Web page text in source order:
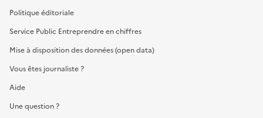
Politique éditoriale
Service Public Entreprendre en chiffres
Mise à disposition des données (open data)
Vous êtes journaliste ?
Aide
Une question ?